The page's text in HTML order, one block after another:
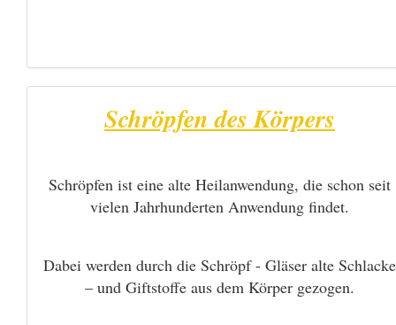
Schröpfen des Körpers
Schröpfen ist eine alte Heilanwendung, die schon seit
vielen Jahrhunderten Anwendung findet.
Dabei werden durch die Schröpf - Gläser alte Schlacke
– und Giftstoffe aus dem Körper gezogen.